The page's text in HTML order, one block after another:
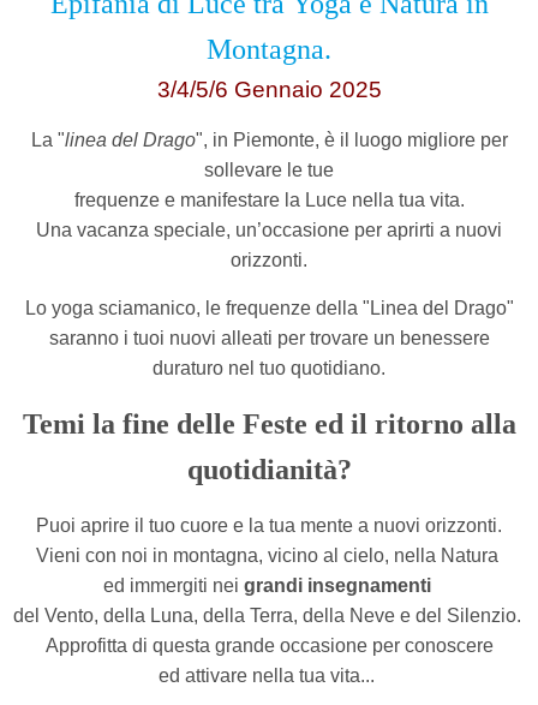
Montagna.
3/4/5/6 Gennaio 2025
La "linea del Drago", in Piemonte, è il luogo migliore per
sollevare le tue
frequenze e manifestare la Luce nella tua vita.
Una vacanza speciale, un’occasione per aprirti a nuovi
orizzonti.
Lo yoga sciamanico, le frequenze della "Linea del Drago"
saranno i tuoi nuovi alleati per trovare un benessere
duraturo nel tuo quotidiano.
Temi la fine delle Feste ed il ritorno alla
quotidianità?
Puoi aprire il tuo cuore e la tua mente a nuovi orizzonti.
Vieni con noi in montagna, vicino al cielo, nella Natura
ed immergiti nei grandi insegnamenti
del Vento, della Luna, della Terra, della Neve e del Silenzio.
Approfitta di questa grande occasione per conoscere
ed attivare nella tua vita...